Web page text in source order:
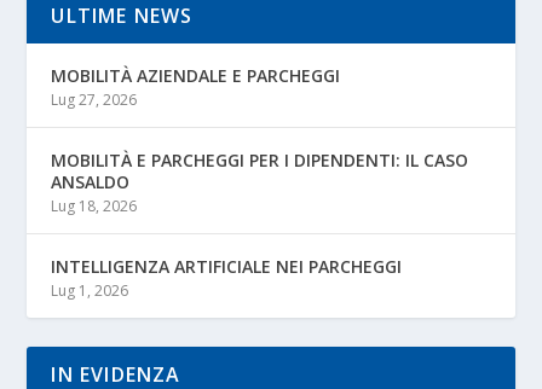
ULTIME NEWS
MOBILITÀ AZIENDALE E PARCHEGGI
Lug 27, 2026
MOBILITÀ E PARCHEGGI PER I DIPENDENTI: IL CASO
ANSALDO
Lug 18, 2026
INTELLIGENZA ARTIFICIALE NEI PARCHEGGI
Lug 1, 2026
IN EVIDENZA